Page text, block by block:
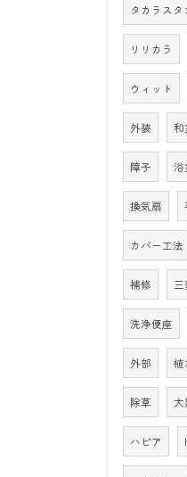
タカラスタ
リリカラ
ウィット
外装 和
障子 浴
換気扇
カバー工法
補修 三
洗浄便座
外部 植
除草 大
ハピア